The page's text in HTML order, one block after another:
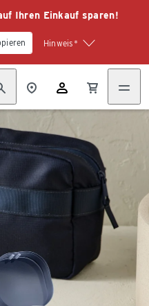
Ihren Einkauf sparen!
Hinweis*